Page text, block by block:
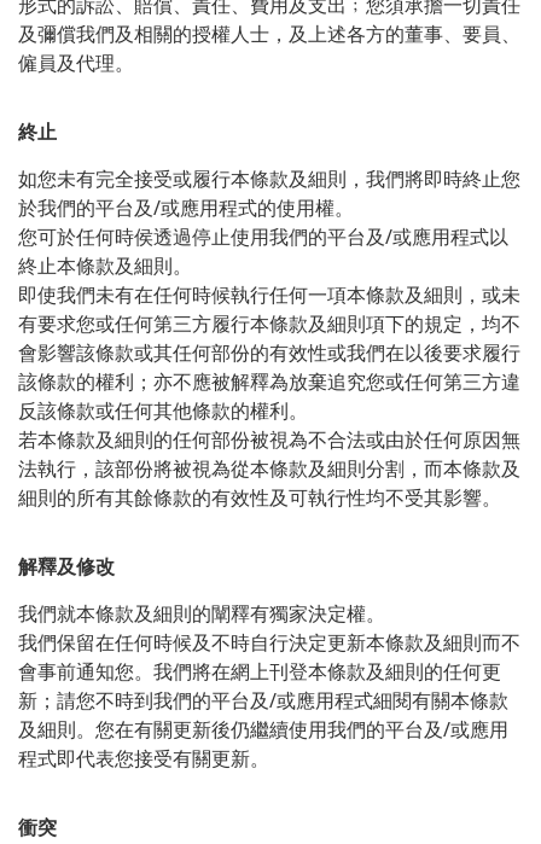
形式的訴訟、賠償、責任、費用及支出﹔您須承擔一切責任
及彌償我們及相關的授權人士，及上述各方的董事、要員、
僱員及代理。
終止
如您未有完全接受或履行本條款及細則，我們將即時終止您
於我們的平台及/或應用程式的使用權。
您可於任何時侯透過停止使用我們的平台及/或應用程式以
終止本條款及細則。
即使我們未有在任何時候執行任何一項本條款及細則，或未
有要求您或任何第三方履行本條款及細則項下的規定，均不
會影響該條款或其任何部份的有效性或我們在以後要求履行
該條款的權利；亦不應被解釋為放棄追究您或任何第三方違
反該條款或任何其他條款的權利。
若本條款及細則的任何部份被視為不合法或由於任何原因無
法執行，該部份將被視為從本條款及細則分割，而本條款及
細則的所有其餘條款的有效性及可執行性均不受其影響。
解釋及修改
我們就本條款及細則的闡釋有獨家決定權。
我們保留在任何時候及不時自行決定更新本條款及細則而不
會事前通知您。我們將在網上刊登本條款及細則的任何更
新；請您不時到我們的平台及/或應用程式細閱有關本條款
及細則。您在有關更新後仍繼續使用我們的平台及/或應用
程式即代表您接受有關更新。
衝突